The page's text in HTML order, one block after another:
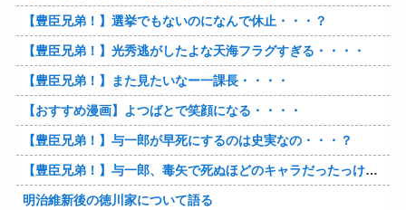
【豊臣兄弟！】選挙でもないのになんで休止・・・？
【豊臣兄弟！】光秀逃がしたよな天海フラグすぎる・・・・
【豊臣兄弟！】また見たいなー一課長・・・・
【おすすめ漫画】よつばとで笑顔になる・・・・
【豊臣兄弟！】与一郎が早死にするのは史実なの・・・？
【豊臣兄弟！】与一郎、毒矢で死ぬほどのキャラだったっけ・・・・
明治維新後の徳川家について語る